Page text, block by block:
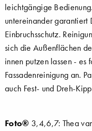
leichtgängige
untereinander garantiert
Einbruchsschutz.
sich die Außenflächen
innen putzen lassen - es
Fassadenreinigung an.
auch Fest- und Dreh-
Foto® 3,4,6,7: Thea